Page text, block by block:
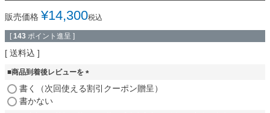
販売価格 ¥14,300税込
[ 143 ポイント進呈 ]
送料込
■商品到着後レビューを
(
書く（次回使える割引クーポン贈呈）
書かない